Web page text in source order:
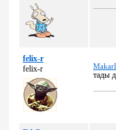
felix-r
felix-r
тады